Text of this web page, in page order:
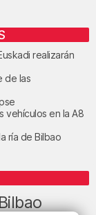
realizarán
de las
vehículos en la A8
ría de Bilbao